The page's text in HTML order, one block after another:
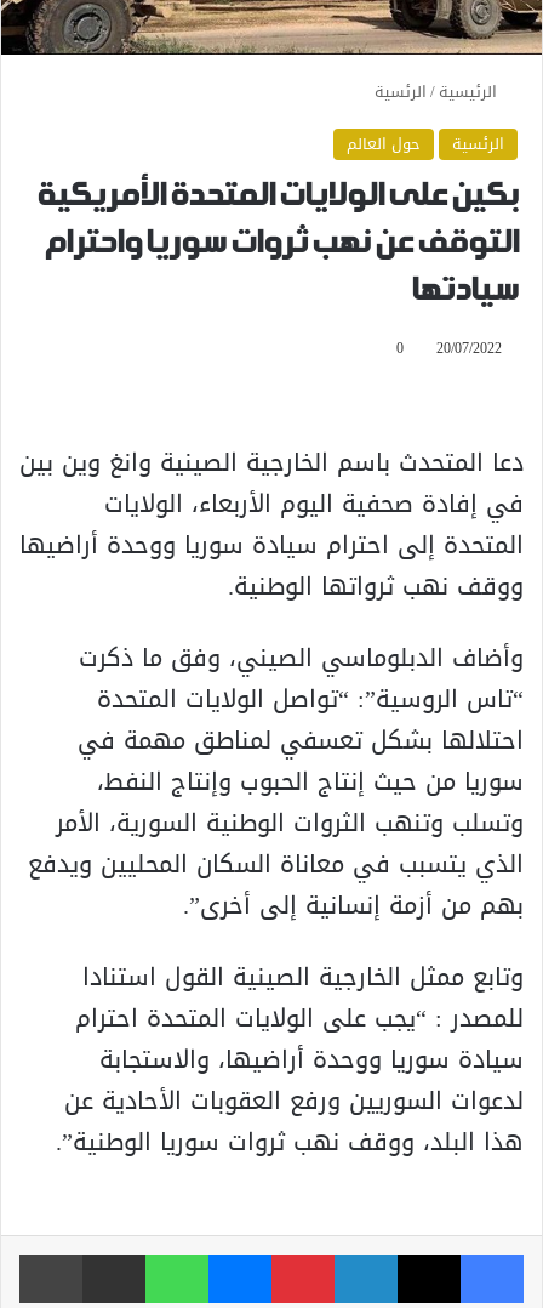
الرئيسية/الرئسية
الرئسية
حول العالم
بكين على الولايات المتحدة الأمريكية
التوقف عن نهب ثروات سوريا واحترام
سيادتها
20/07/2022
0
دعا المتحدث باسم الخارجية الصينية وانغ وين بين
في إفادة صحفية اليوم الأربعاء، الولايات
المتحدة إلى احترام سيادة سوريا ووحدة أراضيها
ووقف نهب ثرواتها الوطنية.
وأضاف الدبلوماسي الصيني، وفق ما ذكرت
“تاس الروسية”: “تواصل الولايات المتحدة
احتلالها بشكل تعسفي لمناطق مهمة في
سوريا من حيث إنتاج الحبوب وإنتاج النفط،
وتسلب وتنهب الثروات الوطنية السورية، الأمر
الذي يتسبب في معاناة السكان المحليين ويدفع
بهم من أزمة إنسانية إلى أخرى”.
وتابع ممثل الخارجية الصينية القول استنادا
للمصدر : “يجب على الولايات المتحدة احترام
سيادة سوريا ووحدة أراضيها، والاستجابة
لدعوات السوريين ورفع العقوبات الأحادية عن
هذا البلد، ووقف نهب ثروات سوريا الوطنية”.
فيسبوك ‫X لينكدإن بينتيريست ماسنجر واتساب مشاركة عبر البريد